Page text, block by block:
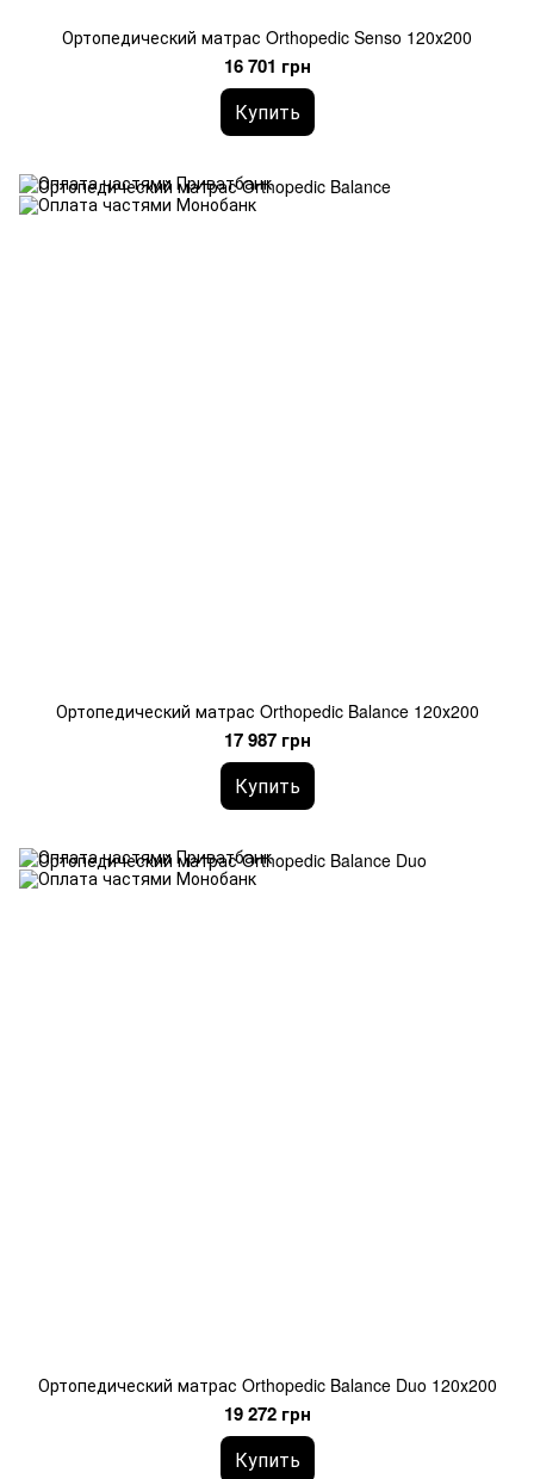
Ортопедический матрас Orthopedic Senso 120х200
16 701 грн
Купить
Ортопедический матрас Orthopedic Balance 120х200
17 987 грн
Купить
Ортопедический матрас Orthopedic Balance Duo 120х200
19 272 грн
Купить